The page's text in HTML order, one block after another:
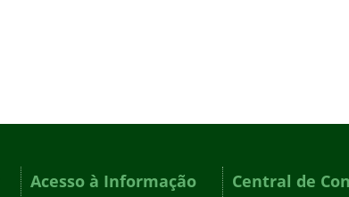
Acesso à Informação Central de